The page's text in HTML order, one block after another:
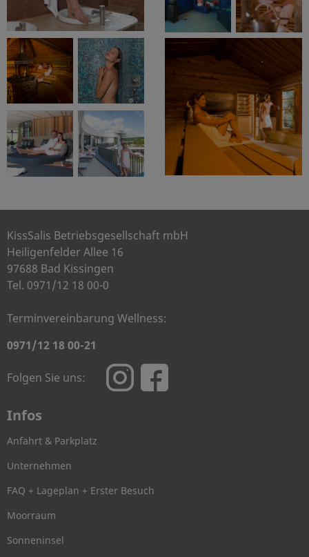
KissSalis Betriebsgesellschaft mbH
Heiligenfelder Allee 16
97688 Bad Kissingen
Tel. 0971/12 18 00-0
Terminvereinbarung Wellness:
0971/12 18 00-21
Folgen Sie uns:
Infos
Anfahrt & Parkplatz
Unternehmen
FAQ + Lageplan + Erster Besuch
Moorraum
Sonneninsel